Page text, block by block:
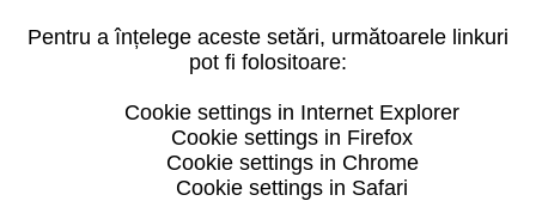
Pentru a înțelege aceste setări, următoarele linkuri
pot fi folositoare:
Cookie settings in Internet Explorer
Cookie settings in Firefox
Cookie settings in Chrome
Cookie settings in Safari